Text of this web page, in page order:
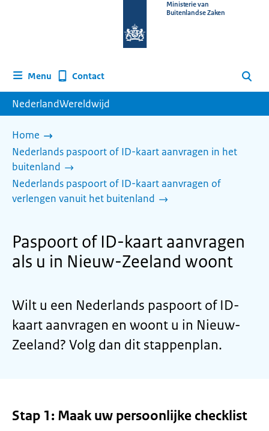
homepage
Ministerie van
Buitenlandse Zaken
Menu Contact Zoeken
NederlandWereldwijd
Home
Nederlands paspoort of ID-kaart aanvragen in het
buitenland
Nederlands paspoort of ID-kaart aanvragen of
verlengen vanuit het buitenland
Paspoort of ID-kaart aanvragen
als u in Nieuw-Zeeland woont
Wilt u een Nederlands paspoort of ID-
kaart aanvragen en woont u in Nieuw-
Zeeland? Volg dan dit stappenplan.
Stap 1: Maak uw persoonlijke checklist